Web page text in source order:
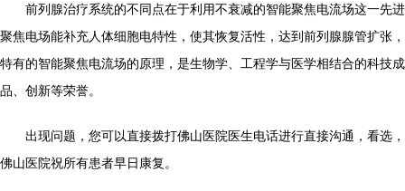
前列腺治疗系统的不同点在于利用不衰减的智能聚焦电流场这一先
聚焦电场能补充人体细胞电特性，使其恢复活性，达到前列腺腺管扩张
特有的智能聚焦电流场的原理，是生物学、工程学与医学相结合的科技
品、创新等荣誉。
出现问题，您可以直接拨打佛山医院医生电话进行直接沟通，看选
佛山医院祝所有患者早日康复。